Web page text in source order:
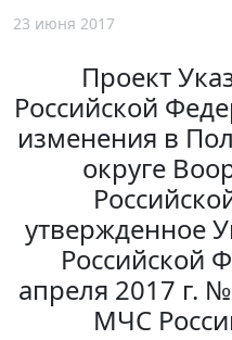
23 июня 2017
Проект
Российской
изменения в
округе
утвержденное
Российской
апреля 2017 г.
МЧС